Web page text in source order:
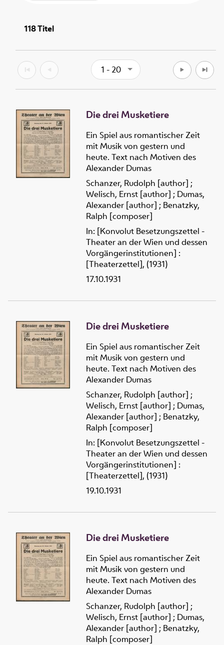
118Titel
1 - 20
Die drei Musketiere
Ein Spiel aus romantischer Zeit
mit Musik von gestern und
heute. Text nach Motiven des
Alexander Dumas
Schanzer, Rudolph [author] ;
Welisch, Ernst [author] ; Dumas,
Alexander [author] ; Benatzky,
Ralph [composer]
In: [Konvolut Besetzungszettel -
Theater an der Wien und dessen
Vorgängerinstitutionen] :
[Theaterzettel], (1931)
17.10.1931
Die drei Musketiere
Ein Spiel aus romantischer Zeit
mit Musik von gestern und
heute. Text nach Motiven des
Alexander Dumas
Schanzer, Rudolph [author] ;
Welisch, Ernst [author] ; Dumas,
Alexander [author] ; Benatzky,
Ralph [composer]
In: [Konvolut Besetzungszettel -
Theater an der Wien und dessen
Vorgängerinstitutionen] :
[Theaterzettel], (1931)
19.10.1931
Die drei Musketiere
Ein Spiel aus romantischer Zeit
mit Musik von gestern und
heute. Text nach Motiven des
Alexander Dumas
Schanzer, Rudolph [author] ;
Welisch, Ernst [author] ; Dumas,
Alexander [author] ; Benatzky,
Ralph [composer]